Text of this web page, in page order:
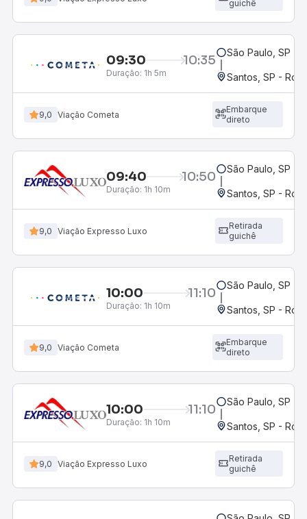
guichê
09:30 10:35
Duração: 1h 5m
São Paulo, SP -
Santos, SP -
9,0 Viação Cometa
Embarque
direto
09:40 10:50
Duração: 1h 10m
São Paulo, SP -
Santos, SP -
9,0 Viação Expresso Luxo
Retirada
guichê
10:00 11:10
Duração: 1h 10m
São Paulo, SP -
Santos, SP -
9,0 Viação Cometa
Embarque
direto
10:00 11:10
Duração: 1h 10m
São Paulo, SP -
Santos, SP -
9,0 Viação Expresso Luxo
Retirada
guichê